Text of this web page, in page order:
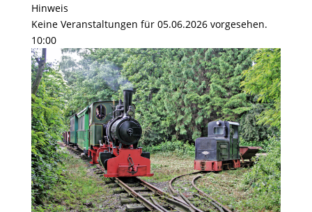
Hinweis
Keine Veranstaltungen für 05.06.2026 vorgesehen.
10:00